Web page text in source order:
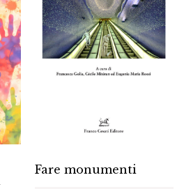
Fare monumenti